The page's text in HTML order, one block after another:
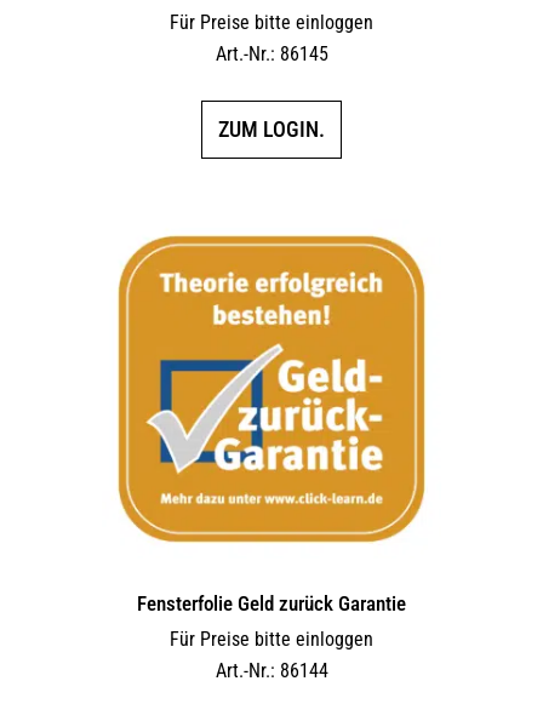
Für Preise bitte einloggen
Art.-Nr.: 86145
ZUM LOGIN.
Fensterfolie Geld zurück Garantie
Für Preise bitte einloggen
Art.-Nr.: 86144